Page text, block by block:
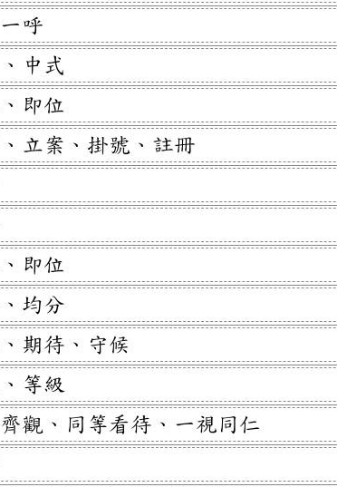
呼
中式
即位
立案、掛號、註冊
即位
均分
期待、守候
等級
觀、同等看待、一視同仁